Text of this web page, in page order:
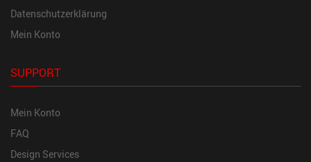
Datenschutzerklärung
Mein Konto
SUPPORT
Mein Konto
FAQ
Design Services